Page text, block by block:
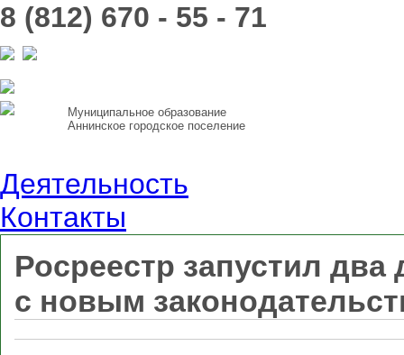
8 (812) 670 - 55 - 71
Муниципальное образование
Аннинское городское поселение
Деятельность
Контакты
Росреестр запустил
с новым